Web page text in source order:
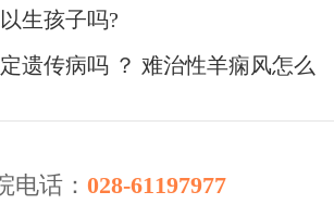
生孩子吗?
遗传病吗 ？ 难治性羊痫风怎么
电话： 028-61197977